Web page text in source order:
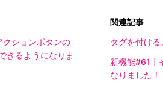
ションボタンの
きるようになりま
関連記事
タグを付け
新機能#61┃
なりました！